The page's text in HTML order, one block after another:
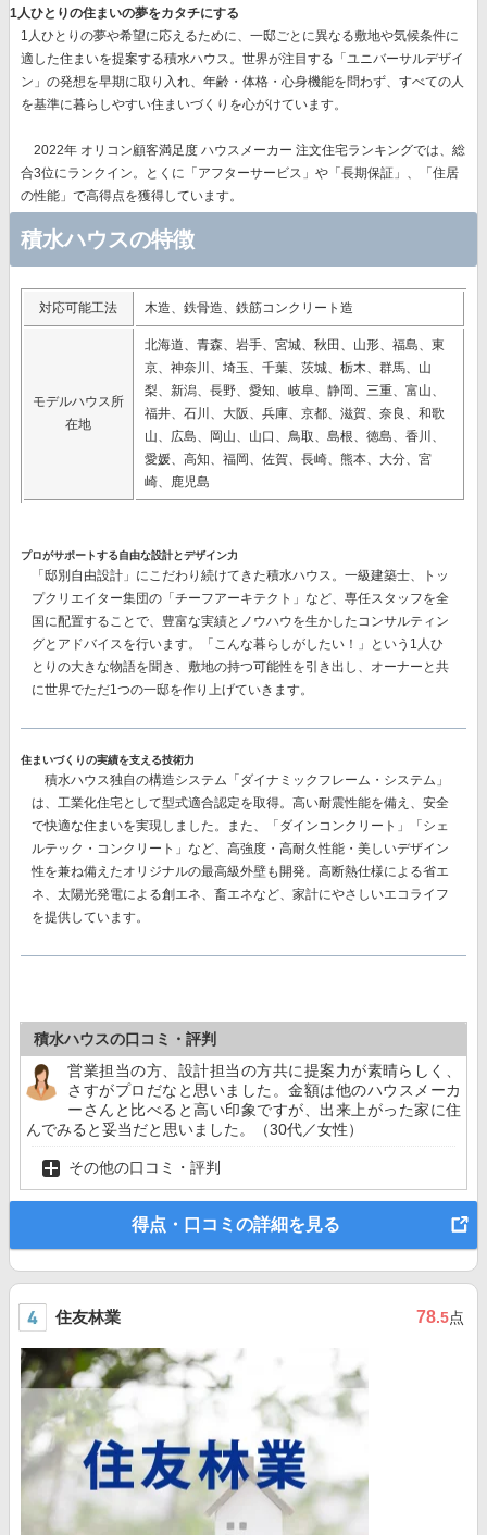
1人ひとりの住まいの夢をカタチにする
1人ひとりの夢や希望に応えるために、一邸ごとに異なる敷地や気候条件に
適した住まいを提案する積水ハウス。世界が注目する 「ユニバーサルデザイ
ン」の発想を早期に取り入れ、年齢・体格・心身機能を問わず、すべての人
を基準に暮らしやすい住まいづくりを心がけています。
2022年 オリコン顧客満足度 ハウスメーカー 注文住宅ランキングでは、総
合3位にランクイン。とくに 「アフターサービス」や「長期保証」、「住居
の性能」で高得点を獲得しています。
積水ハウスの特徴
対応可能工法 木造、鉄骨造、鉄筋コンクリート造
モデルハウス所
在地
北海道、青森、岩手、宮城、秋田、山形、福島、東
京、神奈川、埼玉、千葉、茨城、栃木、群馬、山
梨、新潟、長野、愛知、岐阜、静岡、三重、富山、
福井、石川、大阪、兵庫、京都、滋賀、奈良、和歌
山、広島、岡山、山口、鳥取、島根、徳島、香川、
愛媛、高知、福岡、佐賀、長崎、熊本、大分、宮
崎、鹿児島
プロがサポートする自由な設計とデザイン力
「邸別自由設計」 にこだわり続けてきた積水ハウス。一級建築士、トッ
プクリエイター集団の 「チーフアーキテクト」 など、専任スタッフを全
国に配置することで、豊富な実績とノウハウを生かしたコンサルティン
グとアドバイスを行います。「こんな暮らしがしたい！」という1人ひ
とりの大きな物語を聞き、敷地の持つ可能性を引き出し、オーナーと共
に世界でただ1つの一邸を作り上げていきます。
住まいづくりの実績を支える技術力
積水ハウス独自の構造システム 「ダイナミックフレーム・システム」
は、工業化住宅として型式適合認定を取得。高い耐震性能を備え、安全
で快適な住まいを実現しました。また、
「ダインコンクリート」「シェ
ルテック・コンクリート」 など、高強度・高耐久性能・美しいデザイン
性を兼ね備えたオリジナルの最高級外壁も開発。高断熱仕様による省エ
ネ、太陽光発電による創エネ、畜エネなど、家計にやさしいエコライフ
を提供しています。
積水ハウスの口コミ・評判
営業担当の方、設計担当の方共に提案力が素晴らしく、
さすがプロだなと思いました。金額は他のハウスメーカ
ーさんと比べると高い印象ですが、出来上がった家に住
んでみると妥当だと思いました。（30代／女性）
その他の口コミ・評判
得点・口コミの詳細を見る
住友林業 78.5点